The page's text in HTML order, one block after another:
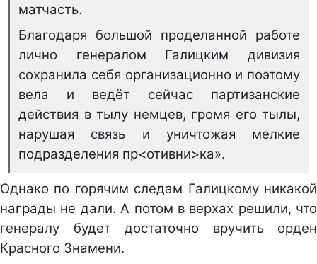
матчасть.
Благодаря большой проделанной работе
лично генералом Галицким дивизия
сохранила себя организационно и поэтому
вела и ведёт сейчас партизанские
действия в тылу немцев, громя его тылы,
нарушая связь и уничтожая мелкие
подразделения пр<отивни>ка».
Однако по горячим следам Галицкому никакой
награды не дали. А потом в верхах решили, что
генералу будет достаточно вручить орден
Красного Знамени.